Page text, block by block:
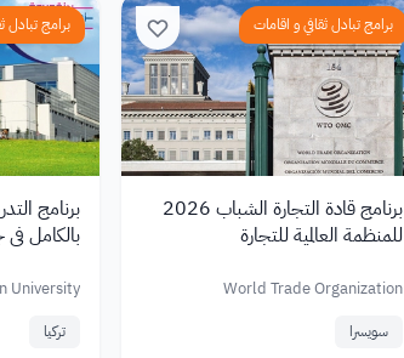
برامج تبادل ثقافي و اقامات
برنامج قادة التجارة الشباب 2026
للمنظمة العالمية للتجارة
World Trade Organization
سويسرا
برامج تبادل
برنامج
بالكامل في
University
تركيا